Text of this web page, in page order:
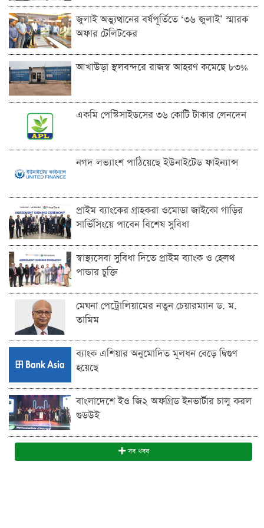
জুলাই অভ্যুত্থানের বর্ষপূর্তিতে ‘৩৬ জুলাই’ স্মারক
অফার টেলিটকের
আখাউড়া স্থলবন্দরে রাজস্ব আহরণ কমেছে ৮৩%
একমি পেস্টিসাইডসের ৩৬ কোটি টাকার লেনদেন
নগদ লভ্যাংশ পাঠিয়েছে ইউনাইটেড ফাইন্যান্স
প্রাইম ব্যাংকের গ্রাহকরা ওমোডা জাইকো গাড়ির
সার্ভিসিংয়ে পাবেন বিশেষ সুবিধা
স্বাস্থ্যসেবা সুবিধা দিতে প্রাইম ব্যাংক ও হেলথ
পান্ডার চুক্তি
মেঘনা পেট্রোলিয়ামের নতুন চেয়ারম্যান ড. ম.
তামিম
ব্যাংক এশিয়ার অনুমোদিত মূলধন বেড়ে দ্বিগুণ
হয়েছে
বাংলাদেশে ইও জি২ অফগ্রিড ইনভার্টার চালু করল
গুডউই
সব খবর